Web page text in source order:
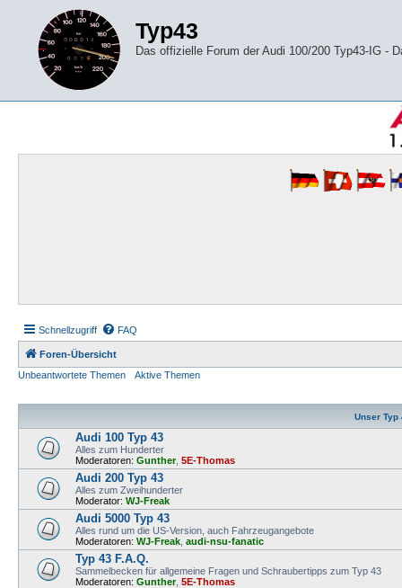
Typ43
Das offizielle Forum der Audi 100/200 Typ43-IG -
Schnellzugriff FAQ
Foren-Übersicht
Unbeantwortete Themen
Aktive Themen
Unser Typ
Audi 100 Typ 43
Alles zum Hunderter
Moderatoren: Gunther, 5E-Thomas
Audi 200 Typ 43
Alles zum Zweihunderter
Moderator: WJ-Freak
Audi 5000 Typ 43
Alles rund um die US-Version, auch Fahrzeugangebote
Moderatoren: WJ-Freak audi-nsu-fanatic
Typ 43 F.A.Q.
Sammelbecken für allgemeine Fragen und Schraubertipps zum Typ 43
Moderatoren: Gunther, 5E-Thomas